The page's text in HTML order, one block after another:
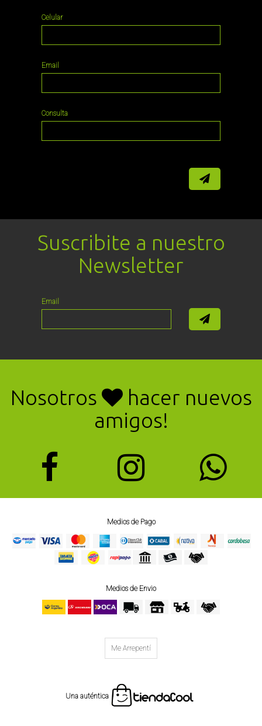
Celular
Email
Consulta
Suscribite a nuestro
Newsletter
Email
Nosotros
hacer nuevos
amigos!
Medios de Pago
Medios de Envio
Me Arrepentí
Una auténtica